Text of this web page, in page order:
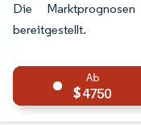
Die
bereitgestellt.
4750